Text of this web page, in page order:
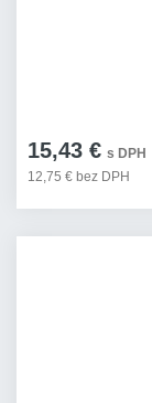
15,43 € s DPH
12,75 € bez DPH